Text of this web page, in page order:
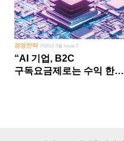
경영전략 2026년 5월 Issue 2
“AI 기업, B2C
구독요금제로는 수익 한계